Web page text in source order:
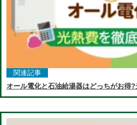
関連記事
オール電化と石油給湯器はどっちがお得